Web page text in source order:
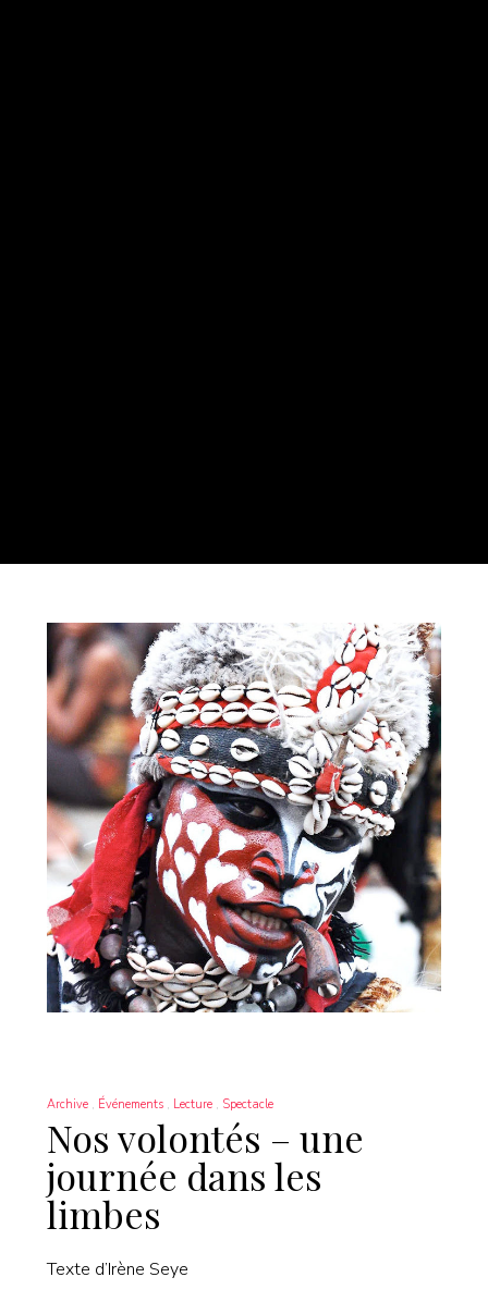
Archive Événements Lecture Spectacle
Nos volontés – une
journée dans les
limbes
Texte d’Irène Seye